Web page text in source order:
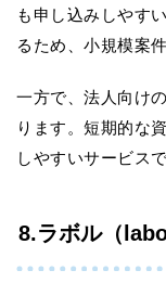
も申し込みしやす
るため、小規模案
一方で、法人向け
ります。短期的な
しやすいサービスで
8.ラボル（